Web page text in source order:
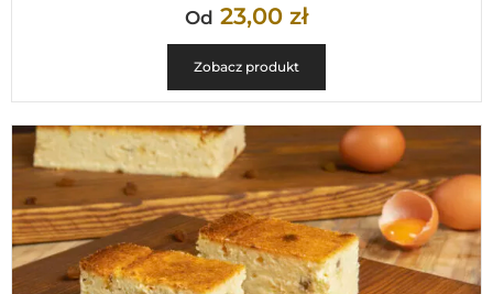
Od 23,00 zł
Zobacz produkt